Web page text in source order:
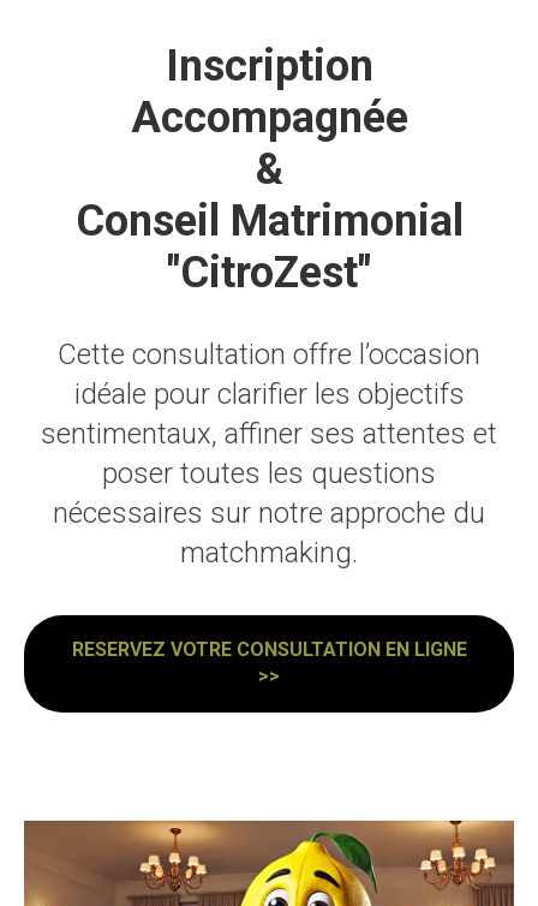
Inscription
Accompagnée
&
Conseil Matrimonial
"CitroZest"
Cette consultation offre l’occasion
idéale pour clarifier les objectifs
sentimentaux, affiner ses attentes et
poser toutes les questions
nécessaires sur notre approche du
matchmaking.
RESERVEZ VOTRE CONSULTATION EN LIGNE
>>